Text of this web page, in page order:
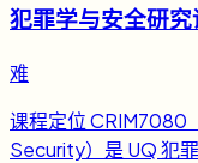
犯罪学与安全研究
难
课程定位 CRIM7080
Security）是 UQ 犯